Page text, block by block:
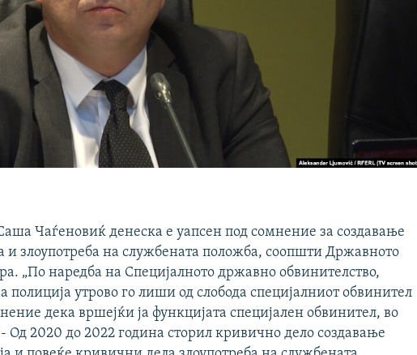
Чаѓеновиќ денеска е уапсен под сомнение за создавање
и злоупотреба на службената положба, соопшти Државното
„По наредба на Специјалното државно обвинителство,
полиција утрово го лиши од слобода специјалниот обвинител
дека вршејќи ја функцијата специјален обвинител, во
Од 2020 до 2022 година сторил кривично дело создавање